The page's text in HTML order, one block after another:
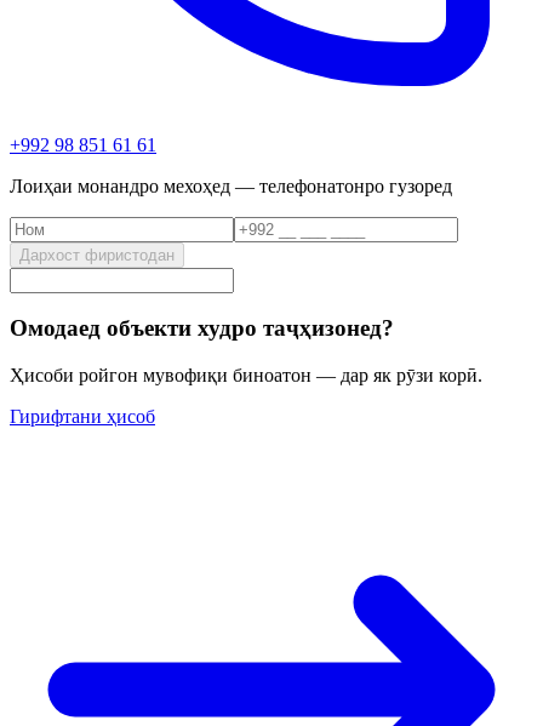
+992 98 851 61 61
Лоиҳаи монандро мехоҳед — телефонатонро гузоред
Дархост фиристодан
Омодаед объекти худро таҷҳизонед?
Ҳисоби ройгон мувофиқи биноатон — дар як рӯзи корӣ.
Гирифтани ҳисоб